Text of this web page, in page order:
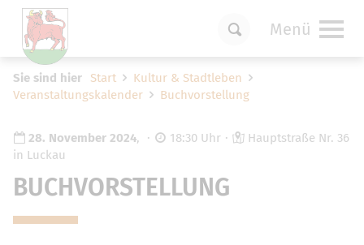
Menü
Sie sind hier Start
Kultur & Stadtleben
Veranstaltungskalender
Buchvorstellung
28. November 2024, 18:30 Uhr
Hauptstraße Nr. 36
in Luckau
BUCHVORSTELLUNG
vornehmen zu können wird die Berechtigung
fürfunktionale Cookiesin den Cookie-
Cookie-Einstellungen